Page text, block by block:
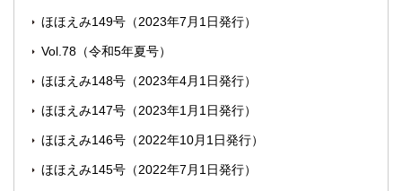
ほほえみ149号（2023年7月1日発行）
Vol.78（令和5年夏号）
ほほえみ148号（2023年4月1日発行）
ほほえみ147号（2023年1月1日発行）
ほほえみ146号（2022年10月1日発行）
ほほえみ145号（2022年7月1日発行）